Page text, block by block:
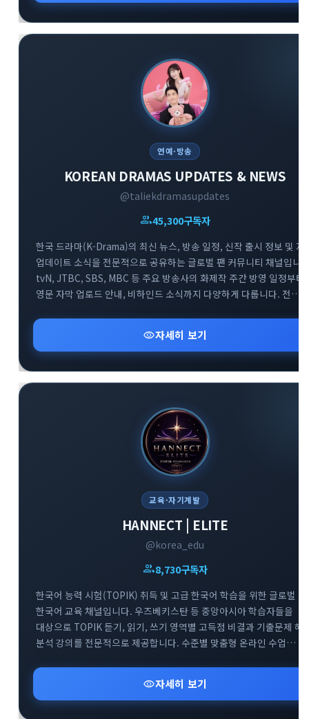
생태계에서 함께 공부하며 스마트한 투자 기준을 세워보세요.
연예·방송
KOREAN DRAMAS UPDATES & NEWS
@taliekdramasupdates
group45,300구독자
한국 드라마(K-Drama)의 최신 뉴스, 방송 일정, 신작 출시 정보 및 자
업데이트 소식을 전문적으로 공유하는 글로벌 팬 커뮤니티 채널입니
tvN, JTBC, SBS, MBC 등 주요 방송사의 화제작 주간 방영 일정부터
영문 자막 업로드 안내, 비하인드 소식까지 다양하게 다룹니다. 전
확인하고 소통하는 대규모 정보 교류의 공간입니다.
visibility자세히 보기
교육·자기계발
HANNECT | ELITE
@korea_edu
group8,730구독자
한국어 능력 시험(TOPIK) 취득 및 고급 한국어 학습을 위한 글로벌
한국어 교육 채널입니다. 우즈베키스탄 등 중앙아시아 학습자들을
대상으로 TOPIK 듣기, 읽기, 쓰기 영역별 고득점 비결과 기출문제 해
분석 강의를 전문적으로 제공합니다. 수준별 맞춤형 온라인 수업
전문 아카데미 소통 공간입니다.
visibility자세히 보기